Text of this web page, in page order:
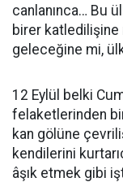
canlanınca… Bu
birer
geleceğine mi,
12 Eylül belki
felaketlerinden
kan gölüne
kendilerini
âşık etmek gibi